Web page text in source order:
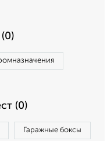
(0)
Гаражные боксы